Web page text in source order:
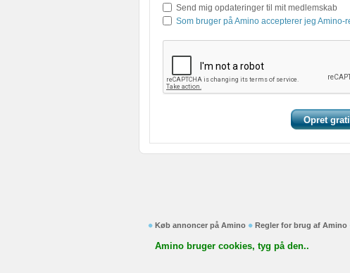
Send mig opdateringer til mit medlemskab
Som bruger på Amino accepterer jeg Amino-
Køb annoncer på Amino Regler for brug af Amino
Amino bruger cookies, tyg på den..